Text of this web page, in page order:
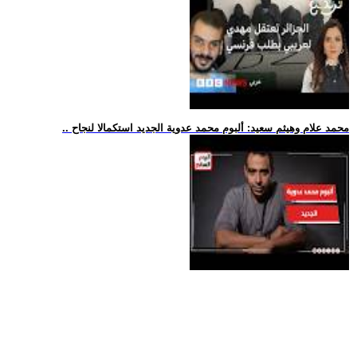
.. محمد علام وهيثم سعيد: ألبوم محمد عدوية الجديد استكمالا لنجاح